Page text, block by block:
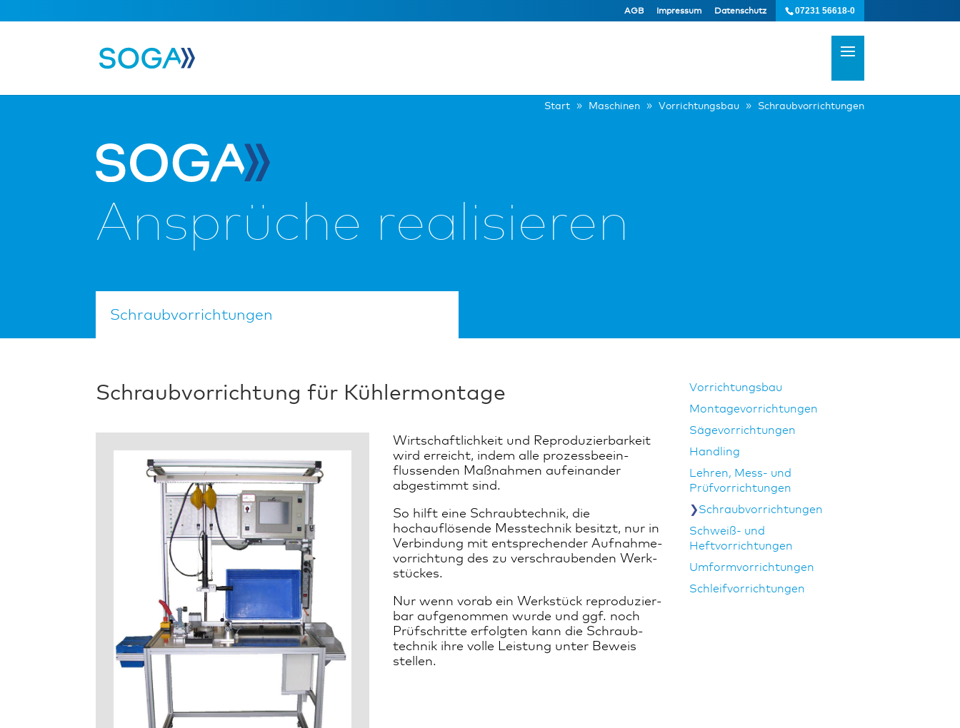
07231 56618-0
AGB Impressum Datenschutz
Start Maschinen Vorrichtungsbau Schraubvorrichtungen
Ansprüche realisieren
Schraub­vorrichtungen
Schraubvorrichtung für Kühlermontage
Wirtschaftlichkeit und Re­pro­duzier­bar­keit
wird erreicht, indem alle prozess­beein­
flussenden Maß­nahmen aufeinander
abgestimmt sind.
So hilft eine Schraubtechnik, die
hochauflösende Mess­technik besitzt, nur in
Ver­bindung mit ent­sprech­ender Auf­nahme­
vor­richtung des zu ver­schraubenden Werk­
stückes.
Nur wenn vorab ein Werkstück re­pro­duzier­
bar aufgenommen wurde und ggf. noch
Prüf­schritte erfolgten kann die Schraub­
technik ihre volle Leistung unter Beweis
stellen.
Vorrichtungsbau
Montagevorrichtungen
Sägevorrichtungen
Handling
Lehren, Mess- und
Prüfvorrichtungen
Schraubvorrichtungen
Schweiß- und
Heftvorrichtungen
Umformvorrichtungen
Schleifvorrichtungen